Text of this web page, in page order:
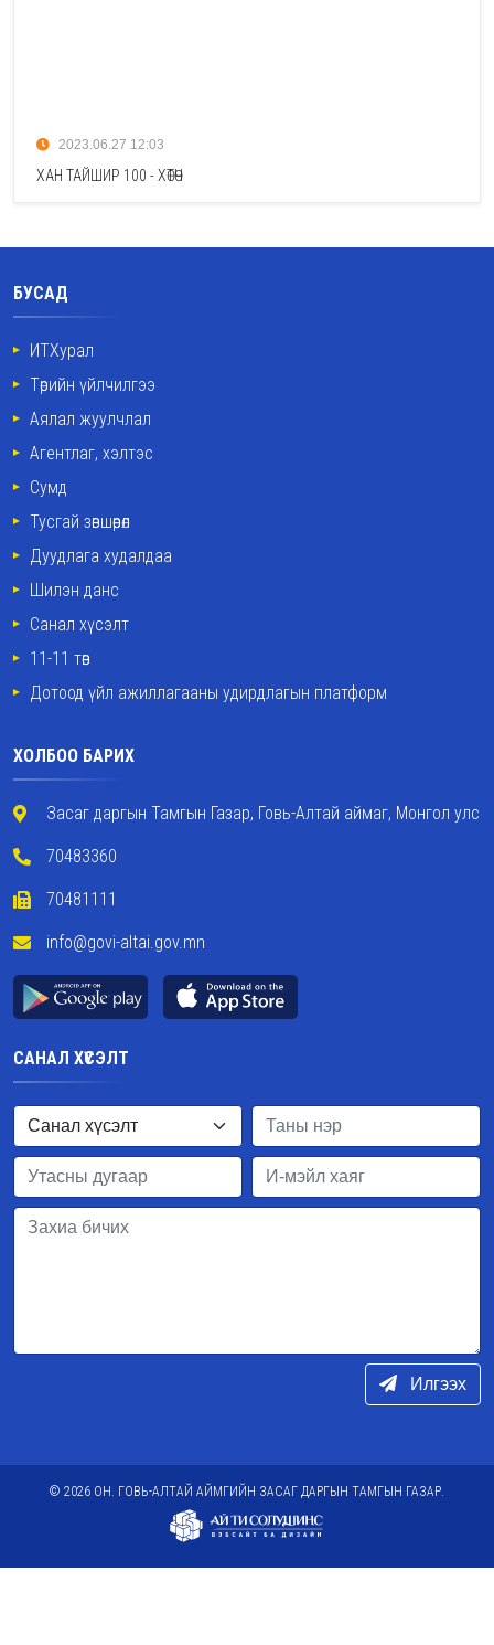
2023.06.27 12:03
ХАН ТАЙШИР 100 - ХӨТӨЧ
БУСАД
ИТХурал
Төрийн үйлчилгээ
Аялал жуулчлал
Агентлаг, хэлтэс
Сумд
Тусгай зөвшөөрөл
Дуудлага худалдаа
Шилэн данс
Санал хүсэлт
11-11 төв
Дотоод үйл ажиллагааны удирдлагын платформ
ХОЛБОО БАРИХ
Засаг даргын Тамгын Газар, Говь-Алтай аймаг, Монгол улс
70483360
70481111
info@govi-altai.gov.mn
САНАЛ ХҮСЭЛТ
Илгээх
© 2026 ОН. ГОВЬ-АЛТАЙ АЙМГИЙН ЗАСАГ ДАРГЫН ТАМГЫН ГАЗАР.